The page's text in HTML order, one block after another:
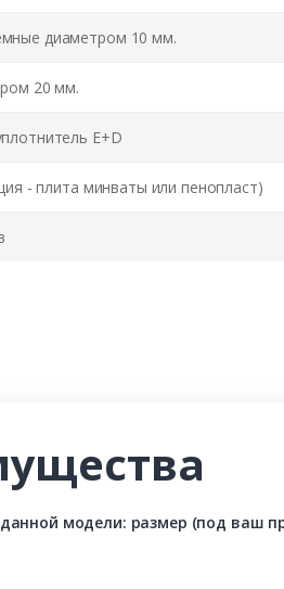
диаметром 10 мм.
20 мм.
E+D
- плита минваты или пенопласт)
модели: размер (под ваш